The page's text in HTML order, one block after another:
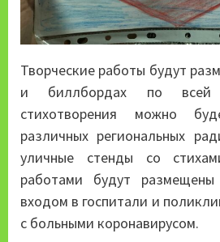
Творческие работы будут
и биллбордах по всей
стихотворения можно
различных региональных
уличные стенды со
работами будут
входом в госпитали и
с больными коронавирусом.